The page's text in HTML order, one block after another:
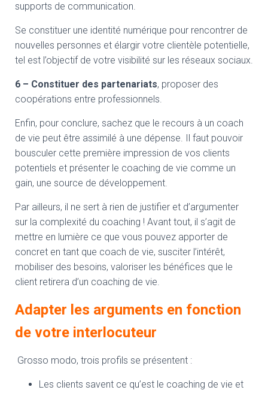
supports de communication.
Se constituer une identité numérique pour rencontrer de
nouvelles personnes et élargir votre clientèle potentielle,
tel est l’objectif de votre visibilité sur les réseaux sociaux.
6 – Constituer des partenariats, proposer des
coopérations entre professionnels.
Enfin, pour conclure, sachez que le recours à un coach
de vie peut être assimilé à une dépense. Il faut pouvoir
bousculer cette première impression de vos clients
potentiels et présenter le coaching de vie comme un
gain, une source de développement.
Par ailleurs, il ne sert à rien de justifier et d’argumenter
sur la complexité du coaching ! Avant tout, il s’agit de
mettre en lumière ce que vous pouvez apporter de
concret en tant que coach de vie, susciter l’intérêt,
mobiliser des besoins, valoriser les bénéfices que le
client retirera d’un coaching de vie.
Adapter les arguments en fonction
de votre interlocuteur
Grosso modo, trois profils se présentent :
Les clients savent ce qu’est le coaching de vie et